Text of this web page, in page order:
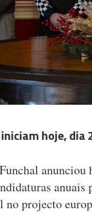
hoje,
anunciou
no projecto